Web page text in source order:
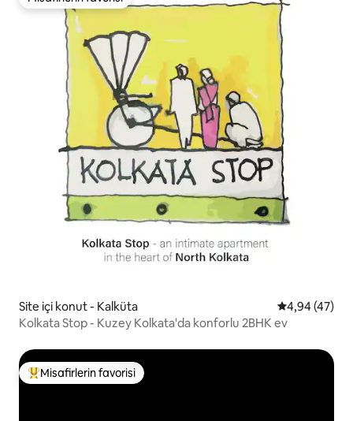
Misafirlerin favorisi
Site içi konut - Kalküta 5 üzerinden
4,94 (47)
Kolkata Stop - Kuzey Kolkata'da konforlu 2BHK ev
Misafirlerin favorilerinden en beğenilenler arasında
Misafirlerin favorisi